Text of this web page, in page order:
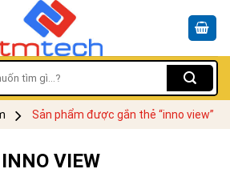
Sản phẩm được gắn thẻ “inno view”
INNO VIEW